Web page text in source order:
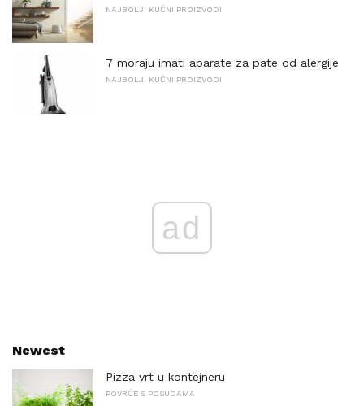
NAJBOLJI KUĆNI PROIZVODI
7 moraju imati aparate za pate od alergije
NAJBOLJI KUĆNI PROIZVODI
ad
Newest
Pizza vrt u kontejneru
POVRĆE S POSUDAMA